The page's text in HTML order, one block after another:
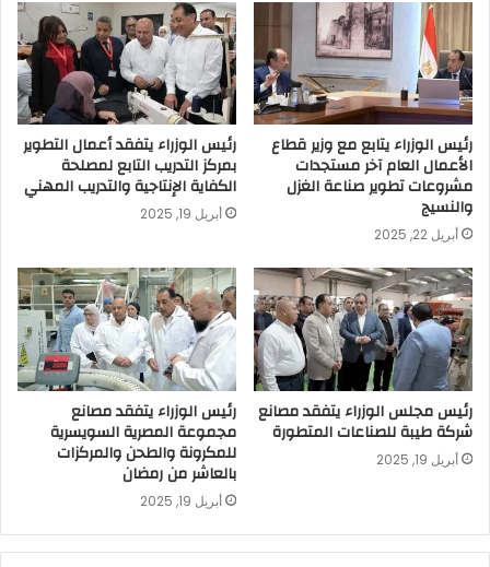
رئيس الوزراء يتابع مع وزير قطاع
الأعمال العام آخر مستجدات
مشروعات تطوير صناعة الغزل
والنسيج
أبريل 22, 2025
رئيس الوزراء يتفقد أعمال التطوير
بمركز التدريب التابع لمصلحة
الكفاية الإنتاجية والتدريب المهني
أبريل 19, 2025
رئيس مجلس الوزراء يتفقد مصانع
شركة طيبة للصناعات المتطورة
أبريل 19, 2025
رئيس الوزراء يتفقد مصانع
مجموعة المصرية السويسرية
للمكرونة والطحن والمركزات
بالعاشر من رمضان
أبريل 19, 2025